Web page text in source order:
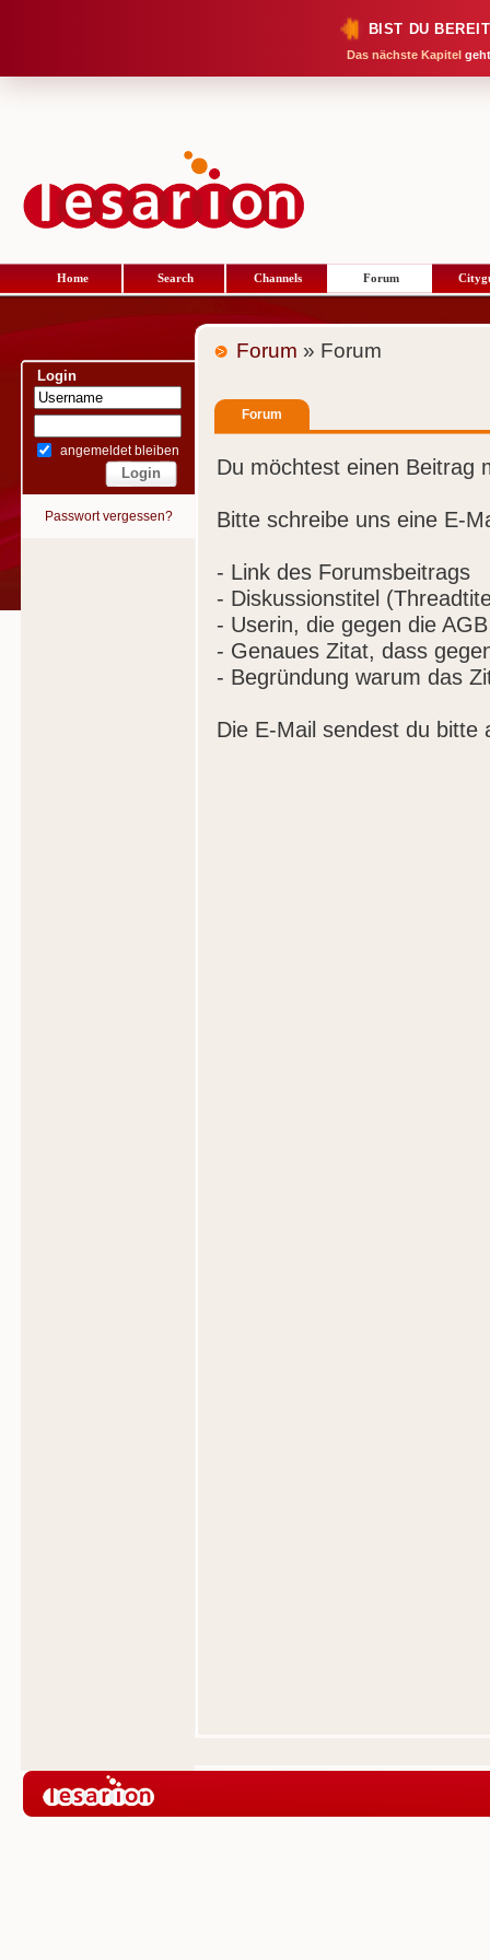
BIST DU
Das nächste Kapitel
Home Search Channels Forum
Login
angemeldet bleiben
Passwort vergessen?
Forum » Forum
Forum
Du möchtest einen Beitrag
Bitte schreibe uns eine E-
- Link des Forumsbeitrags
- Diskussionstitel
- Userin, die gegen die
- Genaues Zitat, dass
- Begründung warum das
Die E-Mail sendest du bitte